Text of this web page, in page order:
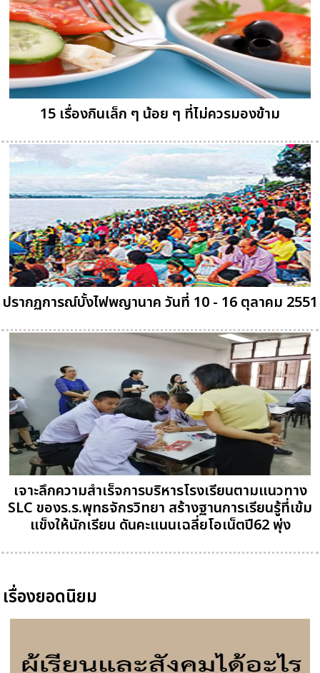
15 เรื่องกินเล็ก ๆ น้อย ๆ ที่ไม่ควรมองข้าม
ปรากฏการณ์บั้งไฟพญานาค วันที่ 10 - 16 ตุลาคม 2551
เจาะลึกความสำเร็จการบริหารโรงเรียนตามแนวทาง
SLC ของร.ร.พุทธจักรวิทยา สร้างฐานการเรียนรู้ที่เข้ม
แข็งให้นักเรียน ดันคะแนนเฉลี่ยโอเน็ตปี62 พุ่ง
เรื่องยอดนิยม